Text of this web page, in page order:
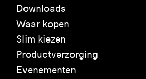
Downloads
Waar kopen
Slim kiezen
Productverzorging
Evenementen